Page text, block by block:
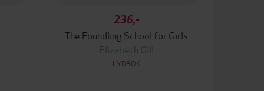
236,-
The Foundling School for Girls
Elizabeth Gill
LYDBOK